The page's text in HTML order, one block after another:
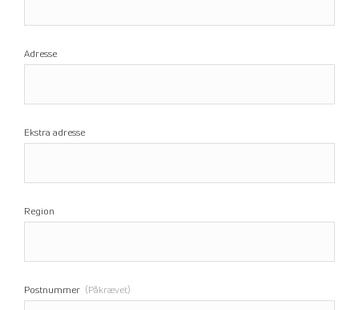
Adresse
Ekstra adresse
Region
Postnummer (Påkrævet)